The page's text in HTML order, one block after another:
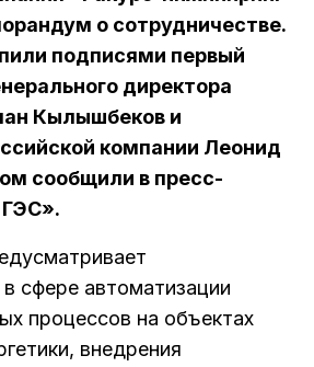
о сотрудничестве.
подписями первый
директора
Кылышбеков и
компании Леонид
сообщили в пресс-
сфере автоматизации
процессов на объектах
внедрения